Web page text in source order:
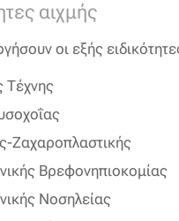
αιχμής
οι εξής
Τέχνης
Ζαχαροπλαστικής
Βρεφονηπιοκομίας
Νοσηλείας